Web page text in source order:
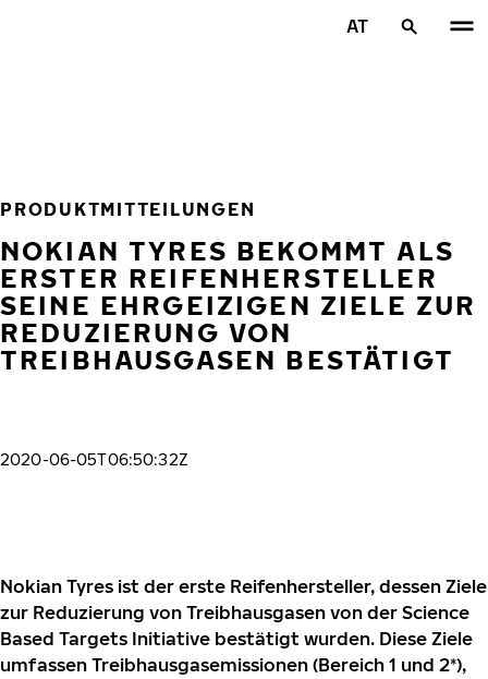
AT
PRODUKTMITTEILUNGEN
NOKIAN TYRES BEKOMMT ALS
ERSTER REIFENHERSTELLER
SEINE EHRGEIZIGEN ZIELE ZUR
REDUZIERUNG VON
TREIBHAUSGASEN BESTÄTIGT
2020-06-05T06:50:32Z
Nokian Tyres ist der erste Reifenhersteller, dessen Ziele
zur Reduzierung von Treibhausgasen von der Science
Based Targets Initiative bestätigt wurden. Diese Ziele
umfassen Treibhausgasemissionen (Bereich 1 und 2*),